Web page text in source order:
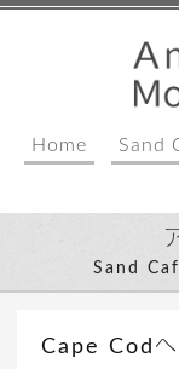
Home Sand
Sand
Cape Cod